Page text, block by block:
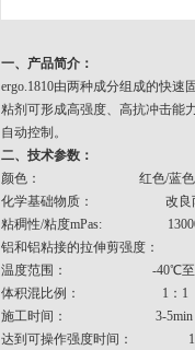
一、产品简介：
ergo.1810由两种成分组成的快
粘剂可形成高强度、高抗冲击能
自动控制。
二、技术参数：
颜色： 红色/蓝色
化学基础物质： 改良丙烯
粘稠性/粘度mPas:
铝和铝粘接的拉伸剪强度：
温度范围： -40℃至
体积混比例： 1：1
施工时间： 3-5min
达到可操作强度时间：